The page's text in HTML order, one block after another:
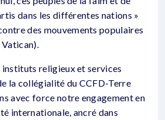
dans les différentes nations »
des mouvements populaires
instituts religieux et services
la collégialité du CCFD-Terre
avec force notre engagement en
internationale, ancré dans